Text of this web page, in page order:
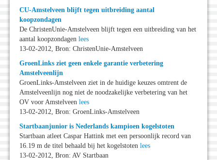
CU-Amstelveen blijft tegen uitbreiding aantal
koopzondagen
De ChristenUnie-Amstelveen blijft tegen een uitbreiding van het
aantal koopzondagen lees
13-02-2012, Bron: ChristenUnie-Amstelveen
GroenLinks ziet geen enkele garantie verbetering
Amstelveenlijn
GroenLinks-Amstelveen ziet in de huidige keuzes omtrent de
Amstelveenlijn nog niet de noodzakelijke verbetering van het
OV voor Amstelveen lees
13-02-2012, Bron: GroenLinks-Amstelveen
Startbaanjunior is Nederlands kampioen kogelstoten
Startbaan atleet Caspar Hattink met een persoonlijk record van
16.19 m de titel behaald bij het kogelstoten lees
13-02-2012, Bron: AV Startbaan